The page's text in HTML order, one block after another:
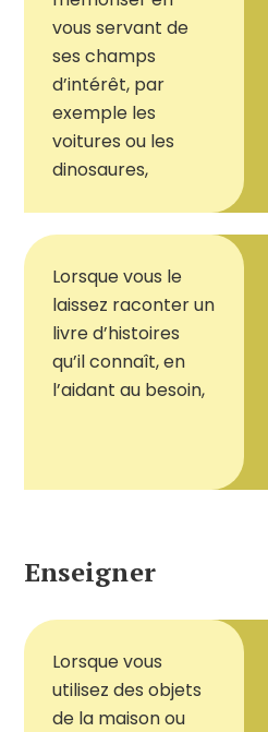
vous servant de
ses champs
d’intérêt, par
exemple les
voitures ou les
dinosaures,
Lorsque vous le
laissez raconter un
livre d’histoires
qu’il connaît, en
l’aidant au besoin,
Enseigner
Lorsque vous
utilisez des objets
de la maison ou